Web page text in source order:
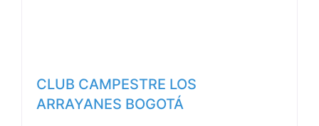
CLUB CAMPESTRE LOS
ARRAYANES BOGOTÁ